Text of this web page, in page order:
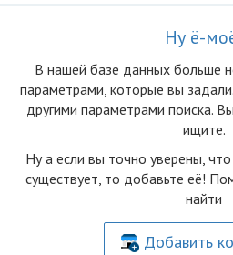
Ну ё-
В нашей базе данных больше
параметрами, которые вы
другими параметрами поиска.
ищите.
Ну а если вы точно уверены,
существует, то добавьте её!
найти
Добавить